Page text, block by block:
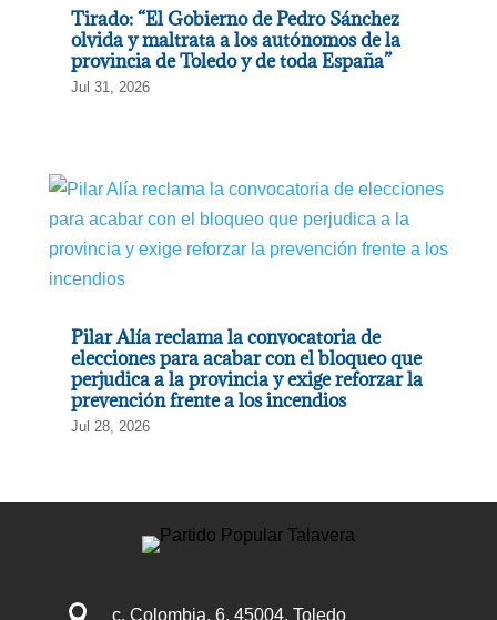
Tirado: “El Gobierno de Pedro Sánchez
olvida y maltrata a los autónomos de la
provincia de Toledo y de toda España”
Jul 31, 2026
Pilar Alía reclama la convocatoria de
elecciones para acabar con el bloqueo que
perjudica a la provincia y exige reforzar la
prevención frente a los incendios
Jul 28, 2026
c. Colombia, 6, 45004, Toledo